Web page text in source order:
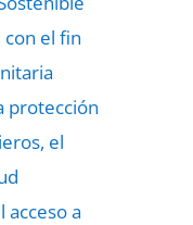
con el fin
protección
el
acceso a